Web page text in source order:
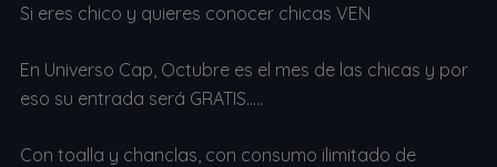
Si eres chico y quieres conocer chicas VEN
En Universo Cap, Octubre es el mes de las chicas y por
eso su entrada será GRATIS…..
Con toalla y chanclas, con consumo ilimitado de